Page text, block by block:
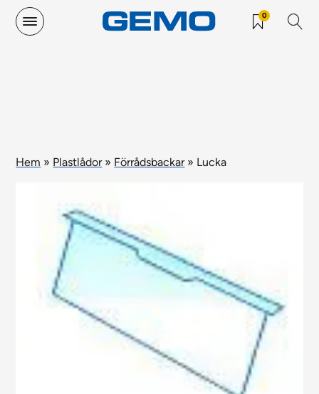
0
Hem » Plastlådor» Förrådsbackar» Lucka